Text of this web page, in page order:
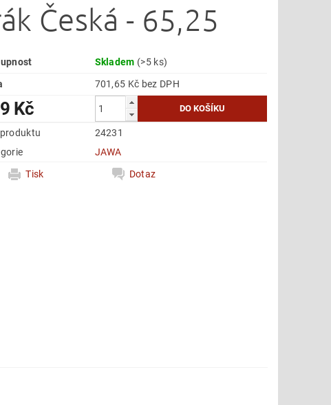
Česká - 65,25
Skladem (>5 ks)
701,65 Kč bez DPH
Kč
24231
JAWA
Tisk
Dotaz